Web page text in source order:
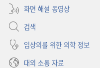
화면 해설 동영상
검색
임상의를 위한 의학 정보
대외 소통 자료